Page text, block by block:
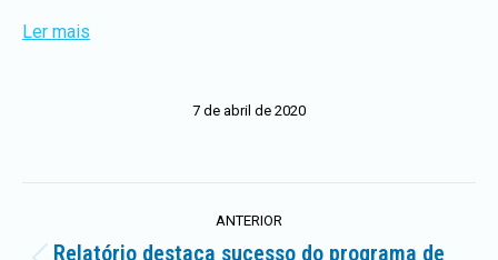
Ler mais
7 de abril de 2020
ANTERIOR
Relatório destaca sucesso do programa de